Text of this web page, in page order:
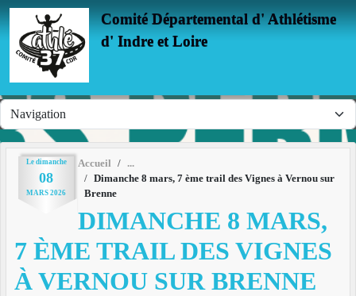
Comité Départemental d' Athlétisme
d' Indre et Loire
Le dimanche
08
MARS 2026
Accueil
Dimanche 8 mars, 7 ème trail des Vignes à Vernou sur
Brenne
DIMANCHE 8 MARS,
7 ÈME TRAIL DES VIGNES
À VERNOU SUR BRENNE
Panneau de gestion des cookies